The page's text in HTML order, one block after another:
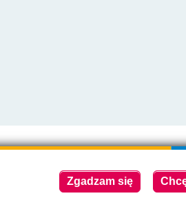
Copyright
Zgadzam się